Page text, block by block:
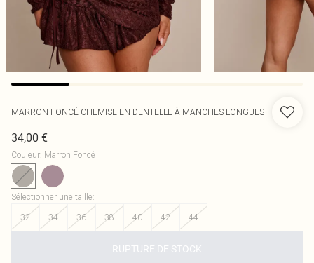
MARRON FONCÉ CHEMISE EN DENTELLE À MANCHES LONGUES
34,00 €
Couleur: Marron Foncé
Sélectionner une taille:
32
34 36 38 40 42 44
RUPTURE DE STOCK